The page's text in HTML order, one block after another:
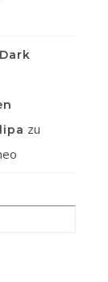
zu